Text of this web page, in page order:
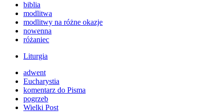
biblia
modlitwa
modlitwy na różne okazje
nowenna
różaniec
Liturgia
adwent
Eucharystia
komentarz do Pisma
pogrzeb
Wielki Post